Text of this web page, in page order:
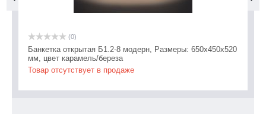
(0)
Банкетка открытая Б1.2-8 модерн, Размеры: 650х450х520
мм, цвет карамель/береза
Товар отсутствует в продаже